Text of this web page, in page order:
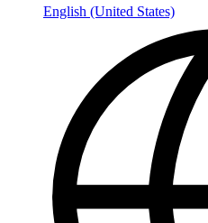
English (United States)